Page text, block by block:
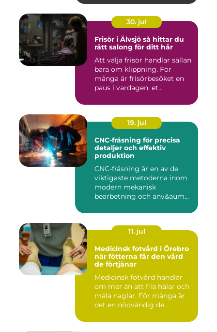
30. jul
Frisör i Älvsjö så hittar du
rätt salong för ditt hår
Att välja frisör handlar sällan
bara om klippning. För
många är frisörbesöket en
paus i vardagen, et...
19. jul
CNC-fräsning för precisa
detaljer och effektiv
produktion
CNC-fräsning är en av de
viktigaste metoderna inom
modern mekanisk
bearbetning och anv&aum...
11. jul
Medicinsk fotvård i Örebro
när fötterna får den vård
de förtjänar
Medicinsk fotvård handlar
om mer än att fila hälar och
måla naglar. För många är
det en nödvändig de...